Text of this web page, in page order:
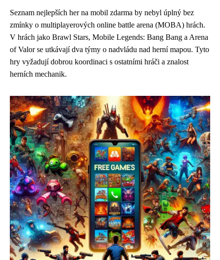
Seznam nejlepších her na mobil zdarma by nebyl úplný bez
zmínky o multiplayerových online battle arena (MOBA) hrách.
V hrách jako Brawl Stars, Mobile Legends: Bang Bang a Arena
of Valor se utkávají dva týmy o nadvládu nad herní mapou. Tyto
hry vyžadují dobrou koordinaci s ostatními hráči a znalost
herních mechanik.